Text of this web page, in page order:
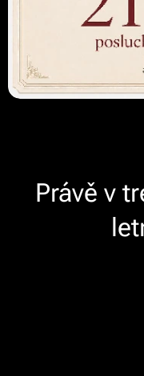
Právě v